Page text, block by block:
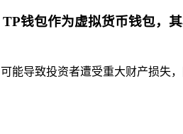
钱包作为虚拟货币钱包，
能导致投资者遭受重大财产损失